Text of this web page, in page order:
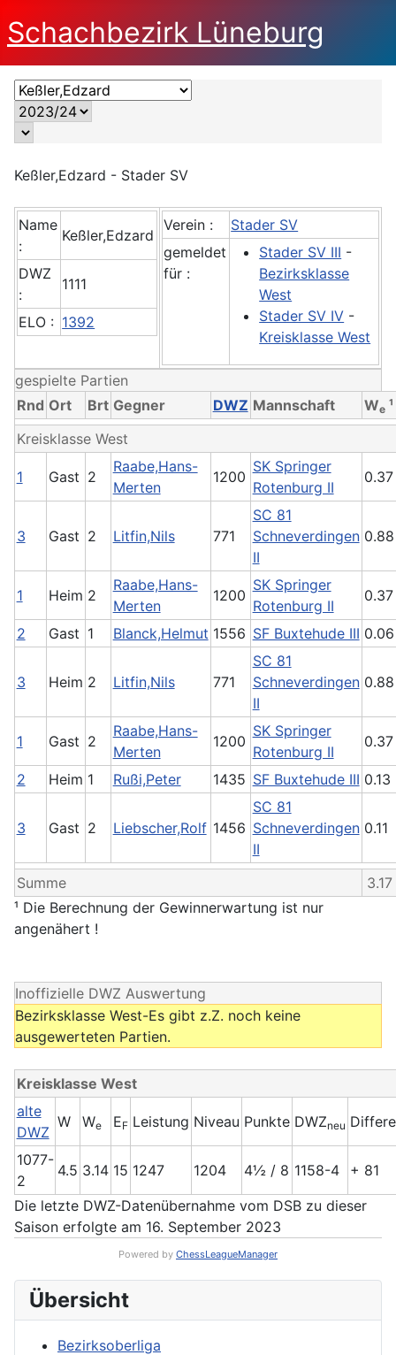
Schachbezirk Lüneburg
Übersicht
Bezirksoberliga
Keßler,Edzard - Stader SV
Name
:
Keßler,Edzard
DWZ
:
1111
ELO : 1392
Verein :
Stader SV
gemeldet
für :
Stader SV III -
Bezirksklasse
West
Stader SV IV -
Kreisklasse West
gespielte Partien
Rnd Ort Brt Gegner DWZ Mannschaft We¹
Kreisklasse West
1 Gast 2
Raabe,Hans-
Merten
1200
SK Springer
Rotenburg II
0.37
3 Gast 2 Litfin,Nils 771
SC 81
Schneverdingen
II
0.88
1 Heim 2
Raabe,Hans-
Merten
1200
SK Springer
Rotenburg II
0.37
2 Gast 1 Blanck,Helmut 1556 SF Buxtehude III 0.06
3 Heim 2 Litfin,Nils 771
SC 81
Schneverdingen
II
0.88
1 Gast 2
Raabe,Hans-
Merten
1200
SK Springer
Rotenburg II
0.37
2 Heim 1 Rußi,Peter 1435 SF Buxtehude III 0.13
3 Gast 2 Liebscher,Rolf 1456
SC 81
Schneverdingen
II
0.11
Summe
3.17
¹ Die Berechnung der Gewinnerwartung ist nur
angenähert !
Inoffizielle DWZ Auswertung
Bezirksklasse West-Es gibt z.Z. noch keine
ausgewerteten Partien.
Kreisklasse West
alte
DWZ
W We EF Leistung Niveau Punkte DWZneu
1077-
2
4.5 3.14 15 1247 1204 4½ / 8 1158-4
+ 81
Die letzte DWZ-Datenübernahme vom DSB zu dieser
Saison erfolgte am 16. September 2023
Powered by ChessLeagueManager